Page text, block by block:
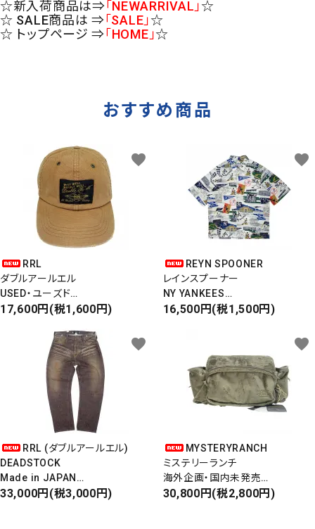
☆新入荷商品は⇒「NEWARRIVAL」☆
☆ SALE商品は ⇒「SALE」☆
☆ トップページ ⇒「HOME」☆
おすすめ商品
RRL
ダブルアールエル
USED・ユーズド
6PANEL CAP
17,600円(税1,600円)
favorite
REYN SPOONER
レインスプーナー
NY YANKEES
ニューヨークヤンキース
16,500円(税1,500円)
favorite
RRL (ダブルアールエル)
DEADSTOCK
Made in JAPAN
DAMAGE DENIM PANTS
33,000円(税3,000円)
favorite
MYSTERYRANCH
ミステリーランチ
海外企画・国内未発売
WAIST BAG
30,800円(税2,800円)
favorite